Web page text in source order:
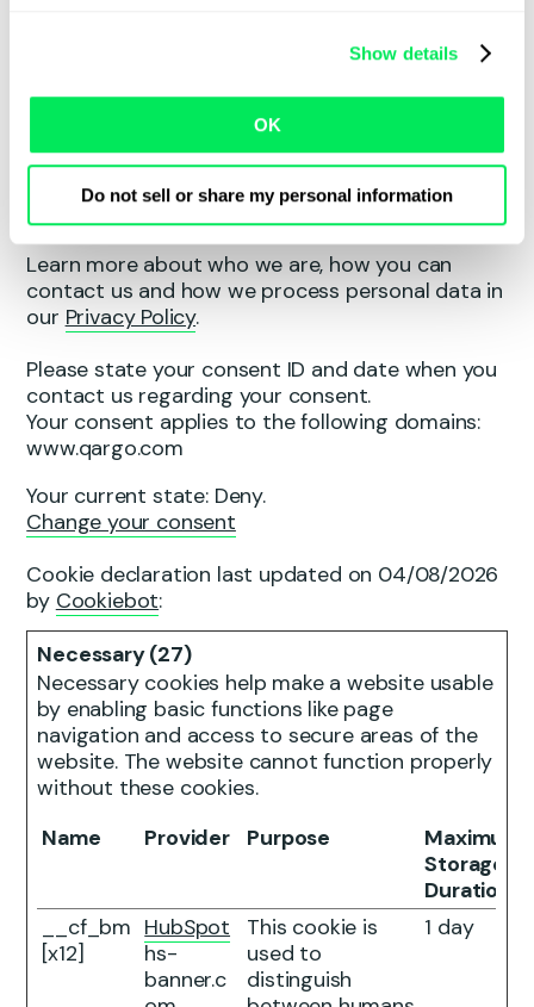
Show details
OK
Do not sell or share my personal information
This site uses different types of cookies. Some
appear on our pages.
You can at any time change or withdraw your
consent from the Cookie Declaration on our
website.
Learn more about who we are, how you can
contact us and how we process personal data in
our Privacy Policy.
Please state your consent ID and date when you
contact us regarding your consent.
Your consent applies to the following domains:
www.qargo.com
Your current state: Deny.
Change your consent
Cookie declaration last updated on 04/08/2026
by Cookiebot:
Necessary (27)
Necessary cookies help make a website usable
by enabling basic functions like page
navigation and access to secure areas of the
website. The website cannot function properly
without these cookies.
Name
Provider Purpose
Maximum
Storage
Duration
__cf_bm
[x12]
HubSpot
hs-
banner.c
This cookie is
used to
distinguish
1 day